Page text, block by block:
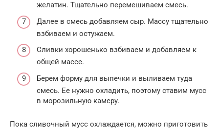
желатин. Тщательно перемешиваем смесь.
Далее в смесь добавляем сыр. Массу тщательно
взбиваем и остужаем.
Сливки хорошенько взбиваем и добавляем к
общей массе.
Берем форму для выпечки и выливаем туда
смесь. Ее нужно охладить, поэтому ставим мусс
в морозильную камеру.
Пока сливочный мусс охлаждается, можно приготовить